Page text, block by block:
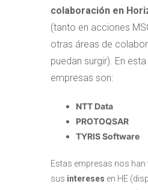
colaboración en
(tanto en acciones
otras áreas de
puedan surgir). En
empresas son:
NTT Data
PROTOQSAR
TYRIS Software
Estas empresas nos
sus intereses en HE